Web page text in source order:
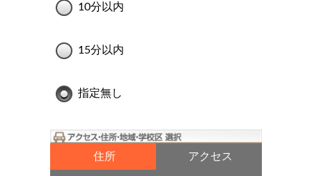
10分以内
15分以内
指定無し
住所 アクセス